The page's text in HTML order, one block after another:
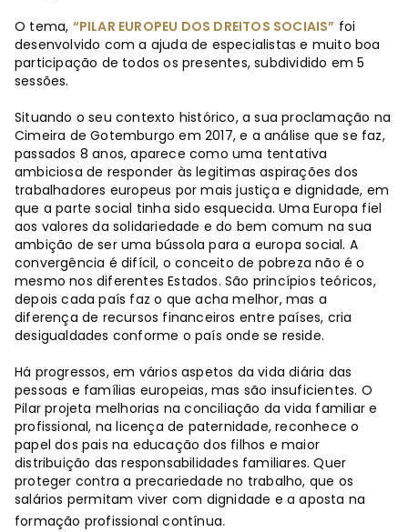
O tema, “PILAR EUROPEU DOS DREITOS SOCIAIS” foi
desenvolvido com a ajuda de especialistas e muito boa
participação de todos os presentes, subdividido em 5
sessões.
Situando o seu contexto histórico, a sua proclamação na
Cimeira de Gotemburgo em 2017, e a análise que se faz,
passados 8 anos, aparece como uma tentativa
ambiciosa de responder às legitimas aspirações dos
trabalhadores europeus por mais justiça e dignidade, em
que a parte social tinha sido esquecida. Uma Europa fiel
aos valores da solidariedade e do bem comum na sua
ambição de ser uma bússola para a europa social. A
convergência é difícil, o conceito de pobreza não é o
mesmo nos diferentes Estados. São princípios teóricos,
depois cada país faz o que acha melhor, mas a
diferença de recursos financeiros entre países, cria
desigualdades conforme o país onde se reside.
Há progressos, em vários aspetos da vida diária das
pessoas e famílias europeias, mas são insuficientes. O
Pilar projeta melhorias na conciliação da vida familiar e
profissional, na licença de paternidade, reconhece o
papel dos pais na educação dos filhos e maior
distribuição das responsabilidades familiares. Quer
proteger contra a precariedade no trabalho, que os
salários permitam viver com dignidade e a aposta na
formação profissional contínua.